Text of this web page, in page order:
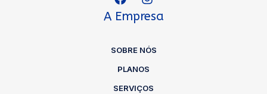
A Empresa
SOBRE NÓS
PLANOS
SERVIÇOS